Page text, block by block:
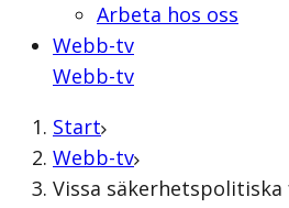
Arbeta hos oss
Webb-tv
Webb-tv
Start
Webb-tv
Vissa